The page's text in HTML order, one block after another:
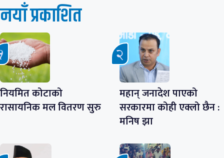
नयाँ प्रकाशित
नियमित कोटाको
रासायनिक मल वितरण सुरु
महान् जनादेश पाएको
सरकारमा कोही एक्लो छैन :
मनिष झा